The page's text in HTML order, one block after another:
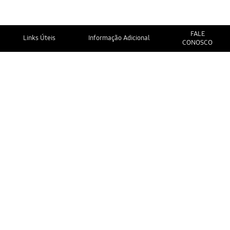
Links Úteis Informação Adicional
FALE
CONOSCO